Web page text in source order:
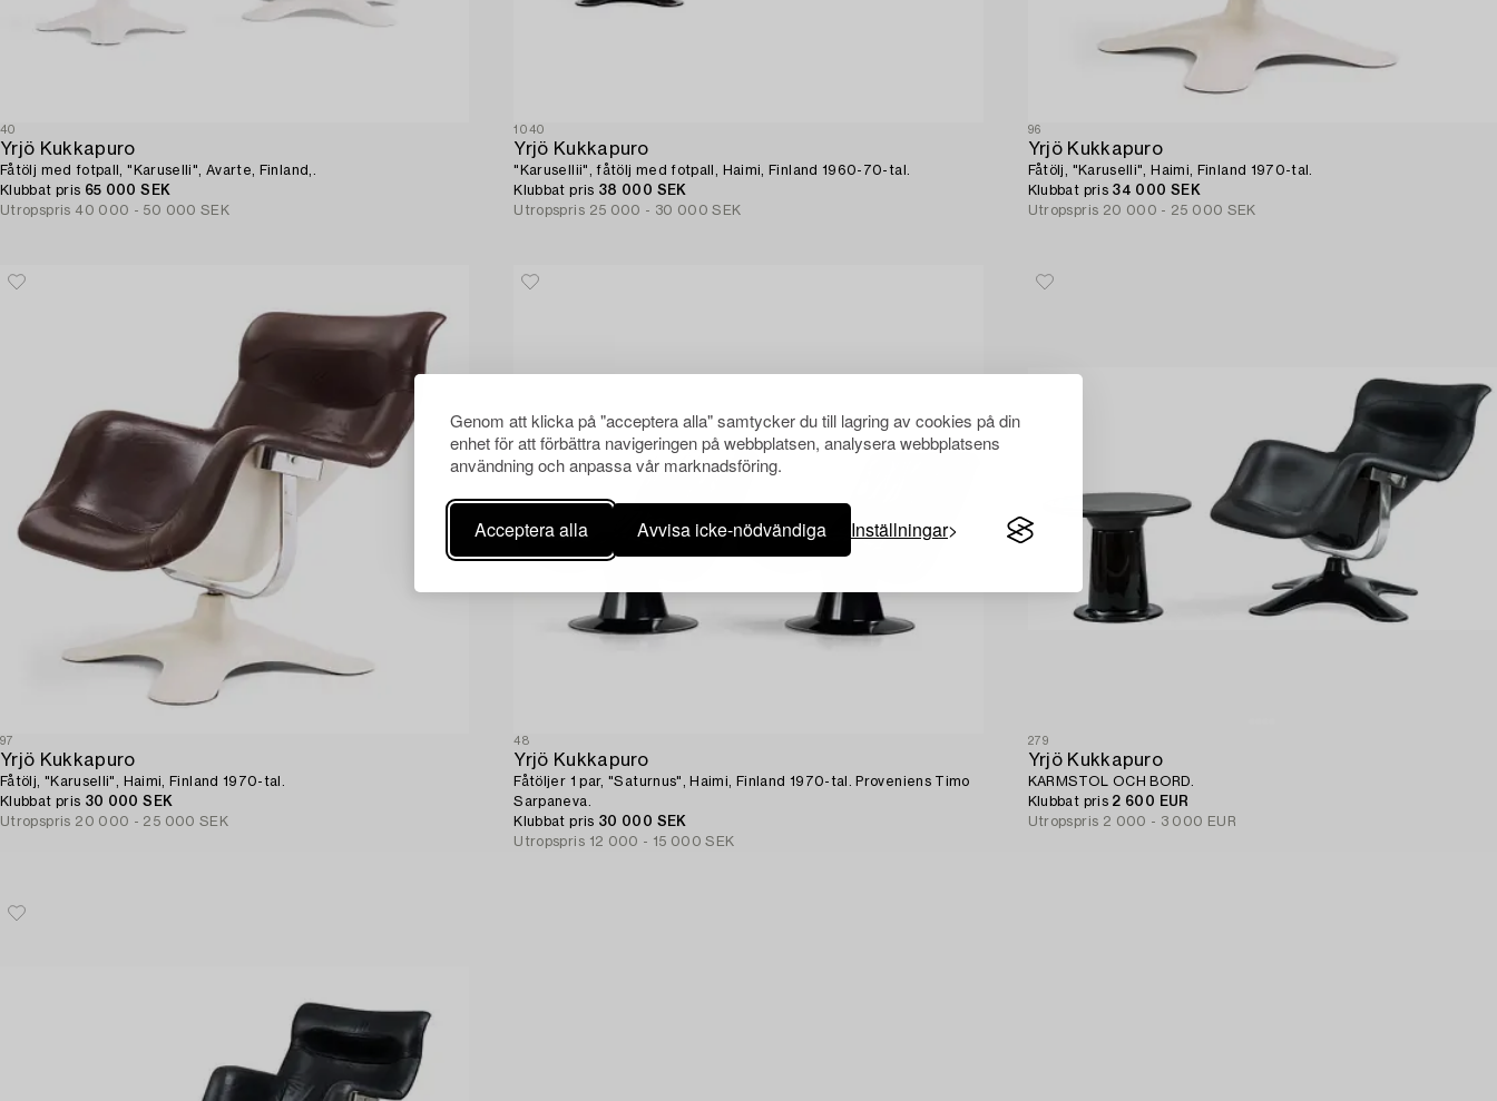
Genom att klicka på "acceptera alla" samtycker du till lagring av cookies på din
enhet för att förbättra navigeringen på webbplatsen, analysera webbplatsens
användning och anpassa vår marknadsföring.
Acceptera alla Avvisa icke-nödvändiga Inställningar
40
Yrjö Kukkapuro
Fåtölj med fotpall, "Karuselli", Avarte, Finland,.
Klubbat pris 65 000 SEK
Utropspris 40 000 - 50 000 SEK
1040
Yrjö Kukkapuro
"Karusellii", fåtölj med fotpall, Haimi, Finland 1960-70-tal.
Klubbat pris 38 000 SEK
Utropspris 25 000 - 30 000 SEK
96
Yrjö Kukkapuro
Fåtölj, "Karuselli", Haimi, Finland 1970-tal.
Klubbat pris 34 000 SEK
Utropspris 20 000 - 25 000 SEK
97
Yrjö Kukkapuro
Fåtölj, "Karuselli", Haimi, Finland 1970-tal.
Klubbat pris 30 000 SEK
Utropspris 20 000 - 25 000 SEK
48
Yrjö Kukkapuro
Fåtöljer 1 par, "Saturnus", Haimi, Finland 1970-tal. Proveniens Timo
Sarpaneva.
Klubbat pris 30 000 SEK
Utropspris 12 000 - 15 000 SEK
279
Yrjö Kukkapuro
KARMSTOL OCH BORD.
Klubbat pris 2 600 EUR
Utropspris 2 000 - 3 000 EUR